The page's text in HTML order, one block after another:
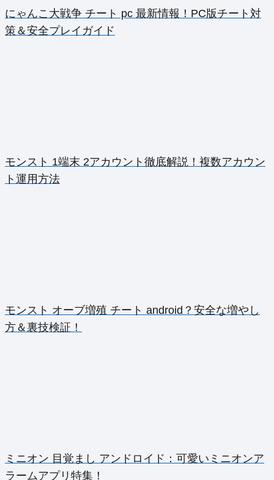
にゃんこ大戦争 チート pc 最新情報！PC版チート対
策＆安全プレイガイド
モンスト 1端末 2アカウント徹底解説！複数アカウン
ト運用方法
モンスト オーブ増殖 チート android？安全な増やし
方＆裏技検証！
ミニオン 目覚まし アンドロイド：可愛いミニオンア
ラームアプリ特集！